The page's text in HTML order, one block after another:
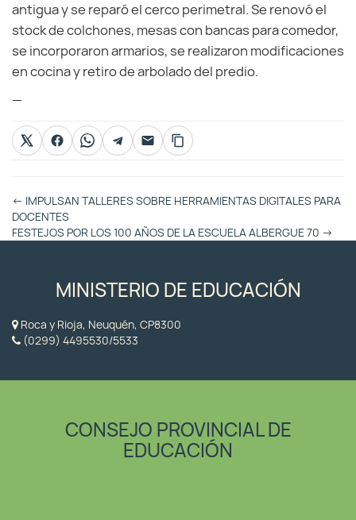
antigua y se reparó el cerco perimetral. Se renovó el
stock de colchones, mesas con bancas para comedor,
se incorporaron armarios, se realizaron modificaciones
en cocina y retiro de arbolado del predio.
—
Otras
Entradas
← IMPULSAN TALLERES SOBRE HERRAMIENTAS DIGITALES PARA
DOCENTES
FESTEJOS POR LOS 100 AÑOS DE LA ESCUELA ALBERGUE 70 →
MINISTERIO DE EDUCACIÓN
Roca y Rioja, Neuquén, CP8300
(0299) 4495530/5533
CONSEJO PROVINCIAL DE
EDUCACIÓN